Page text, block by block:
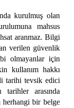
kurulmuş olan
mahsus
aranmaz. Bilgi
verilen güvenlik
olmayanlar için
kullanım hakkı
tarihi tevsik edici
arasında
herhangi bir belge